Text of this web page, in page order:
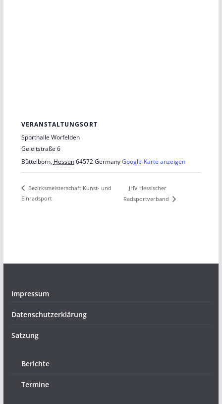
VERANSTALTUNGSORT
Sporthalle Worfelden
Geleitstraße 6
Büttelborn, Hessen64572GermanyGoogle-Karte anzeigen
Bezirksmeisterschaft Kunst- und
Einradsport
JHV Hessischer
Radsportverband
Impressum
Datenschutzerklärung
Satzung
Berichte
Termine